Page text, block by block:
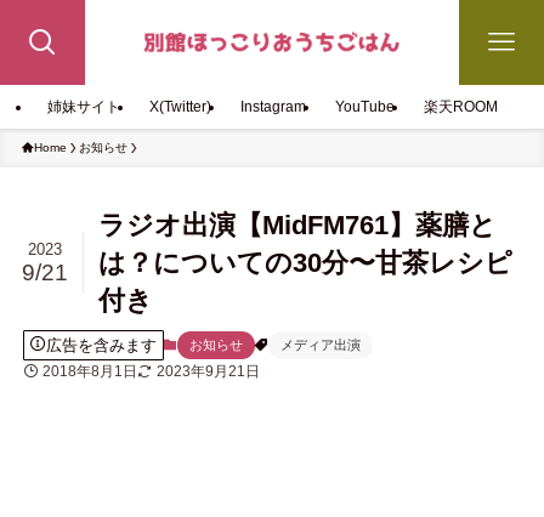
姉妹サイト X(Twitter) Instagram YouTube 楽天ROOM
Home お知らせ
ラジオ出演【MidFM761】薬膳と
は？についての30分〜甘茶レシピ
付き
2023
9/21
広告を含みます お知らせ メディア出演
2018年8月1日 2023年9月21日